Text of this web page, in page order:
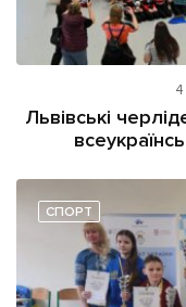
Львівські
СПОРТ